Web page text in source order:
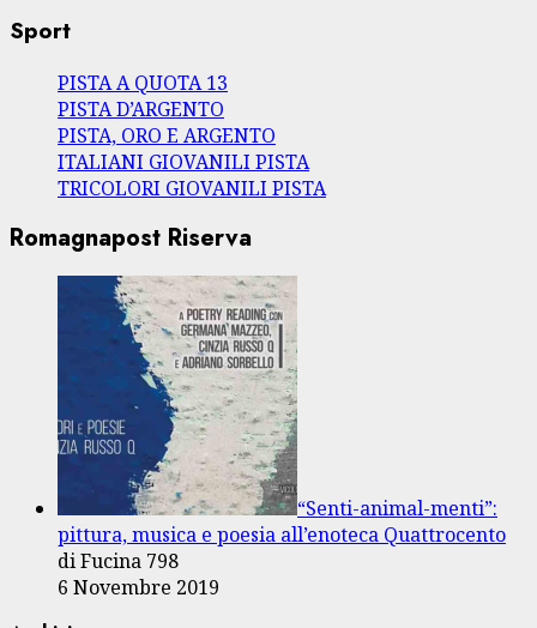
Sport
PISTA A QUOTA 13
PISTA D’ARGENTO
PISTA, ORO E ARGENTO
ITALIANI GIOVANILI PISTA
TRICOLORI GIOVANILI PISTA
Romagnapost Riserva
“Senti-animal-menti”:
pittura, musica e poesia all’enoteca Quattrocento
di Fucina 798
6 Novembre 2019